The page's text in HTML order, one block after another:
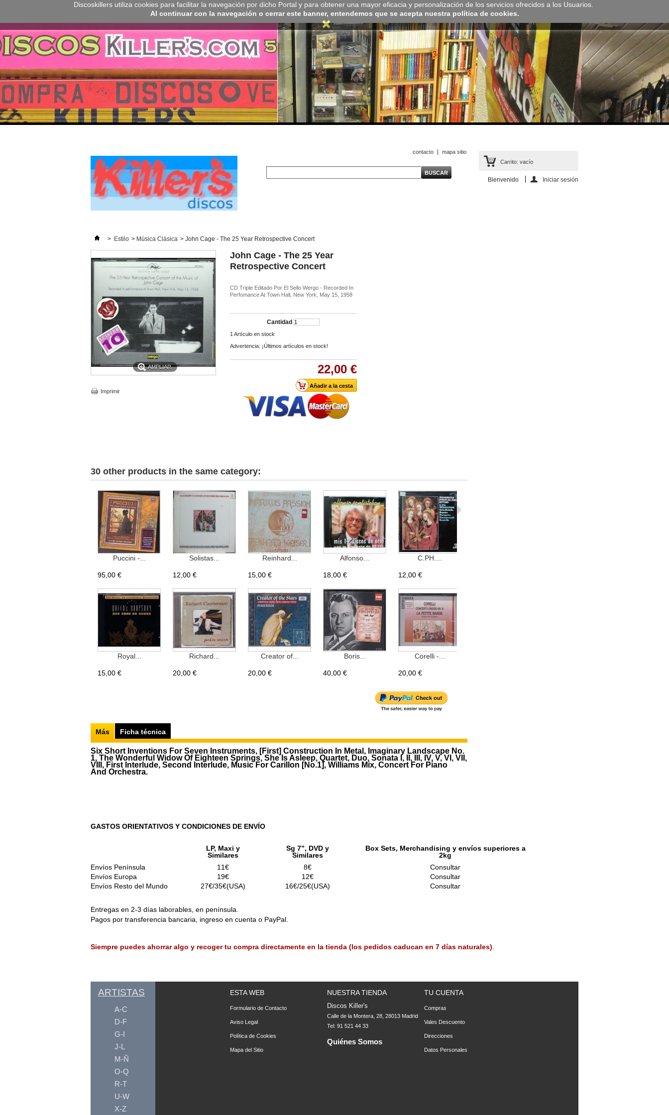
Discoskillers utiliza cookies para facilitar la navegación por dicho Portal y para obtener una mayor eficacia y personalización de los servicios ofrecidos a los Usuarios.
Al continuar con la navegación o cerrar este banner, entendemos que se acepta nuestra política de cookies.
Carrito: vacío
Bienvenido Iniciar sesión
contacto mapa sitio
> Estilo > Música Clásica > John Cage - The 25 Year Retrospective Concert
AMPLIAR
Imprimir
John Cage - The 25 Year
Retrospective Concert
CD Triple Editado Por El Sello Wergo - Recorded In
Perfomance At Town Hall, New York, May 15, 1958
Cantidad
1 Artículo en stock
Advertencia: ¡Últimos artículos en stock!
22,00 €
30 other products in the same category:
Puccini -...
95,00 €
Solistas...
12,00 €
Reinhard...
15,00 €
Alfonso...
18,00 €
C.PH....
12,00 €
Royal...
15,00 €
Richard...
20,00 €
Creator of...
20,00 €
Boris...
40,00 €
Corelli -...
20,00 €
Más Ficha técnica
Six Short Inventions For Seven Instruments, [First] Construction In Metal, Imaginary Landscape No.
1, The Wonderful Widow Of Eighteen Springs, She Is Asleep, Quartet, Duo, Sonata I, II, III, IV, V, VI, VII,
VIII, First Interlude, Second Interlude, Music For Carillon [No.1], Williams Mix, Concert For Piano
And Orchestra.
GASTOS ORIENTATIVOS Y CONDICIONES DE ENVÍO
LP, Maxi y
Similares
Sg 7”, DVD y
Similares
Box Sets, Merchandising y envíos superiores a
2kg
Envíos Península
11€ 8€
Consultar
Envíos Europa
19€ 12€
Consultar
Envíos Resto del Mundo
27€/35€(USA) 16€/25€(USA) Consultar
Entregas en 2-3 días laborables, en península.
Pagos por transferencia bancaria, ingreso en cuenta o PayPal.
Siempre puedes ahorrar algo y recoger tu compra directamente en la tienda (los pedidos caducan en 7 días naturales)
ARTISTAS
A-C
D-F
G-I
J-L
M-Ñ
O-Q
R-T
U-W
X-Z
ESTA WEB
Formulario de Contacto
Aviso Legal
Política de Cookies
Mapa del Sitio
NUESTRA TIENDA
Discos Killer's
Calle de la Montera, 28, 28013 Madrid
Tel: 91 521 44 33
Quiénes Somos
TU CUENTA
Compras
Vales Descuento
Direcciones
Datos Personales